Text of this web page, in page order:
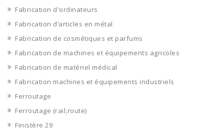
Fabrication d'ordinateurs
Fabrication d’articles en métal
Fabrication de cosmétiques et parfums
Fabrication de machines et équipements agricoles
Fabrication de matériel médical
Fabrication machines et équipements industriels
Ferroutage
Ferroutage (rail,route)
Finistère 29